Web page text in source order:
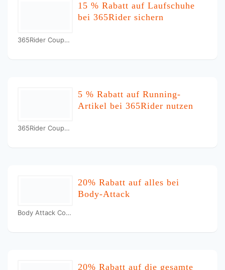
365Rider Coupons
15 % Rabatt auf Laufschuhe
bei 365Rider sichern
365Rider Coupons
5 % Rabatt auf Running-
Artikel bei 365Rider nutzen
Body Attack Coupons
20% Rabatt auf alles bei
Body-Attack
20% Rabatt auf die gesamte